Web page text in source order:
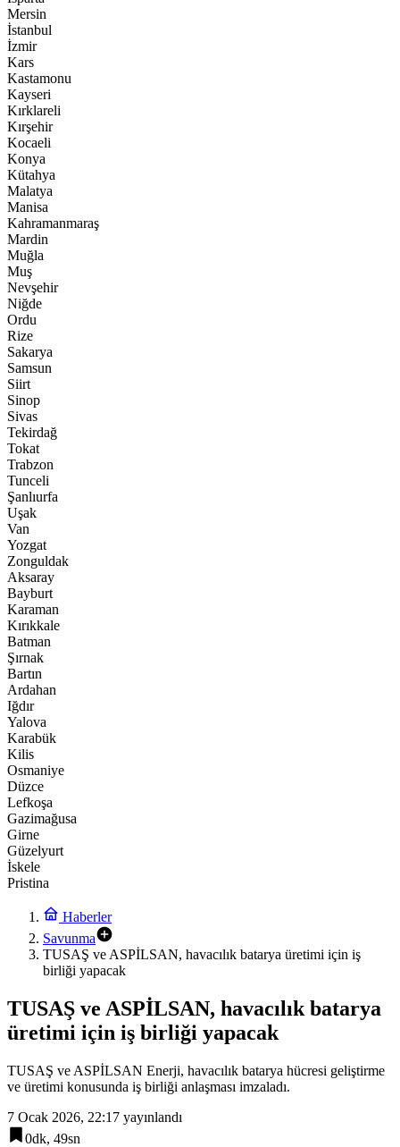
Mersin
İstanbul
İzmir
Kars
Kastamonu
Kayseri
Kırklareli
Kırşehir
Kocaeli
Konya
Kütahya
Malatya
Manisa
Kahramanmaraş
Mardin
Muğla
Muş
Nevşehir
Niğde
Ordu
Rize
Sakarya
Samsun
Siirt
Sinop
Sivas
Tekirdağ
Tokat
Trabzon
Tunceli
Şanlıurfa
Uşak
Van
Yozgat
Zonguldak
Aksaray
Bayburt
Karaman
Kırıkkale
Batman
Şırnak
Bartın
Ardahan
Iğdır
Yalova
Karabük
Kilis
Osmaniye
Düzce
Lefkoşa
Gazimağusa
Girne
Güzelyurt
İskele
Pristina
Haberler
Savunma
TUSAŞ ve ASPİLSAN, havacılık batarya üretimi için iş
birliği yapacak
TUSAŞ ve ASPİLSAN, havacılık batarya
üretimi için iş birliği yapacak
TUSAŞ ve ASPİLSAN Enerji, havacılık batarya hücresi geliştirme
ve üretimi konusunda iş birliği anlaşması imzaladı.
7 Ocak 2026, 22:17 yayınlandı
0dk, 49sn